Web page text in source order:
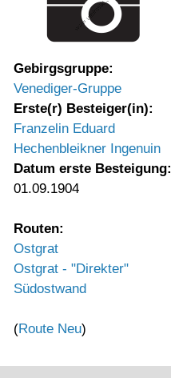
Gebirgsgruppe:
Venediger-Gruppe
Erste(r) Besteiger(in):
Franzelin Eduard
Hechenbleikner Ingenuin
Datum erste Besteigung:
01.09.1904
Routen:
Ostgrat
Ostgrat - "Direkter"
Südostwand
(Route Neu)